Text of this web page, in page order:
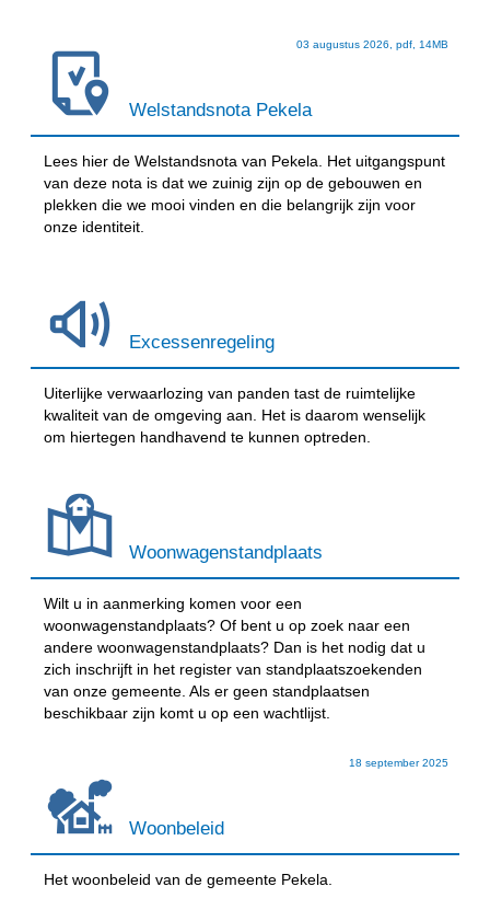
Welstandsnota Pekela
03 augustus 2026, pdf, 14MB
Lees hier de Welstandsnota van Pekela. Het uitgangspunt
van deze nota is dat we zuinig zijn op de gebouwen en
plekken die we mooi vinden en die belangrijk zijn voor
onze identiteit.
Excessenregeling
Uiterlijke verwaarlozing van panden tast de ruimtelijke
kwaliteit van de omgeving aan. Het is daarom wenselijk
om hiertegen handhavend te kunnen optreden.
Woonwagenstandplaats
Wilt u in aanmerking komen voor een
woonwagenstandplaats? Of bent u op zoek naar een
andere woonwagenstandplaats? Dan is het nodig dat u
zich inschrijft in het register van standplaatszoekenden
van onze gemeente. Als er geen standplaatsen
beschikbaar zijn komt u op een wachtlijst.
Woonbeleid
18 september 2025
Het woonbeleid van de gemeente Pekela.